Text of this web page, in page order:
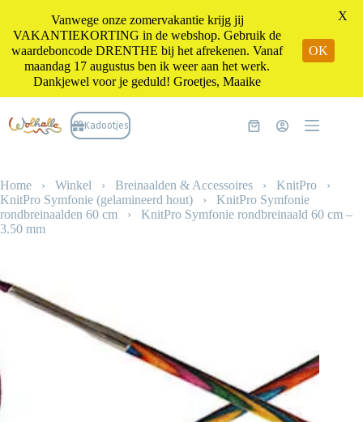
naar
de
Kadootjes Winkelwagen
Home › Winkel › Breinaalden & Accessoires › KnitPro ›
KnitPro Symfonie (gelamineerd hout) › KnitPro Symfonie
rondbreinaalden 60 cm › KnitPro Symfonie rondbreinaald 60 cm –
3.50 mm
Vanwege onze zomervakantie krijg jij
VAKANTIEKORTING in de webshop. Gebruik de
waardeboncode DRENTHE bij het afrekenen. Vanaf
maandag 17 augustus ben ik weer aan het werk.
Dankjewel voor je geduld! Groetjes, Maaike
OK
X